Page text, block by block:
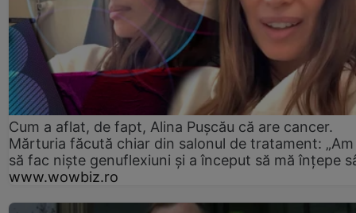
Cum a aflat, de fapt, Alina Pușcău că are cancer.
Mărturia făcută chiar din salonul de tratament:
să fac niște genuflexiuni și a început să mă înțepe
www.wowbiz.ro